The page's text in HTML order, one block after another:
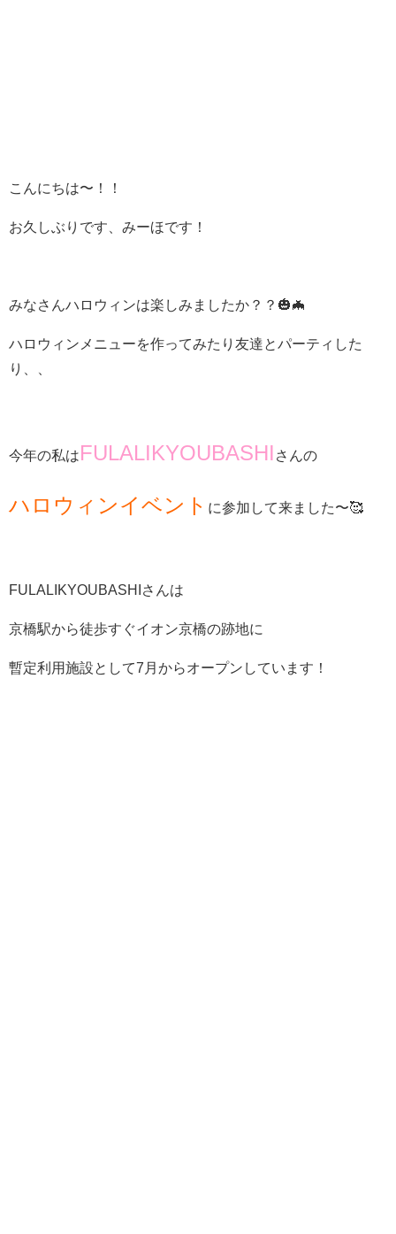
こんにちは〜！！
お久しぶりです、みーほです！
みなさんハロウィンは楽しみましたか？？ 🎃🦇
ハロウィンメニューを作ってみたり友達とパーティした
り、、
今年の私はFULALIKYOUBASHI さんの
ハロウィンイベント に参加して来ました〜🥰
FULALIKYOUBASHIさん は
京橋駅から徒歩すぐイオン京橋の跡地に
暫定利用施設として7 月からオープンしています！